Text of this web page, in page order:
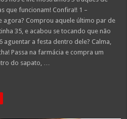
que funcionam! Confira!! 1 –
agora? Comprou aquele último par de
35, e acabou se tocando que não
aguentar a festa dentro dele? Calma,
Passa na farmácia e compra um
do sapato, …